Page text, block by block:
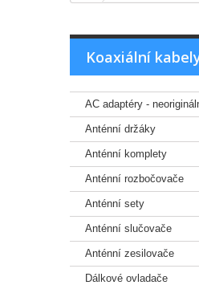
Koaxiální
AC adaptéry -
Anténní držáky
Anténní komplety
Anténní rozbočovače
Anténní sety
Anténní slučovače
Anténní zesilovače
Dálkové ovladače